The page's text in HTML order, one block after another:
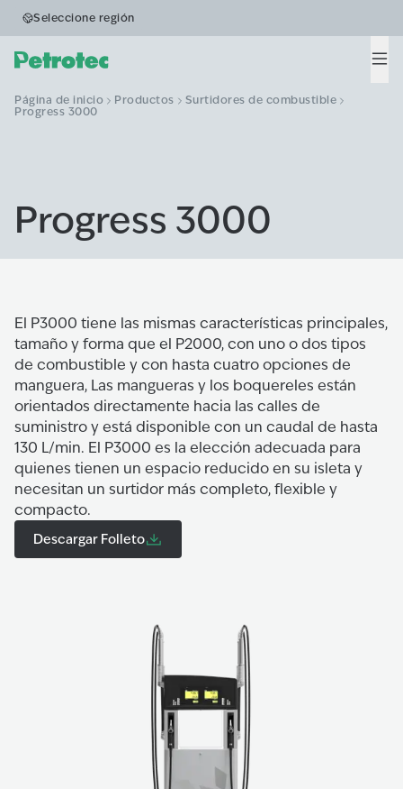
Seleccione región
Página de inicio Productos
Surtidores de combustible
Progress 3000
Progress 3000
El P3000 tiene las mismas características principales,
tamaño y forma que el P2000, con uno o dos tipos
de combustible y con hasta cuatro opciones de
manguera, Las mangueras y los boquereles están
orientados directamente hacia las calles de
suministro y está disponible con un caudal de hasta
130 L/min. El P3000 es la elección adecuada para
quienes tienen un espacio reducido en su isleta y
necesitan un surtidor más completo, flexible y
compacto.
Descargar Folleto